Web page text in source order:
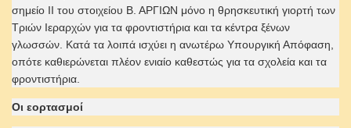
σημείο II του στοιχείου Β. ΑΡΓΙΩΝ μόνο η θρησκευτική γιορτή των
Τριών Ιεραρχών για τα φροντιστήρια και τα κέντρα ξένων
γλωσσών. Κατά τα λοιπά ισχύει η ανωτέρω Υπουργική Απόφαση,
οπότε καθιερώνεται πλέον ενιαίο καθεστώς για τα σχολεία και τα
φροντιστήρια.
Οι εορτασμοί